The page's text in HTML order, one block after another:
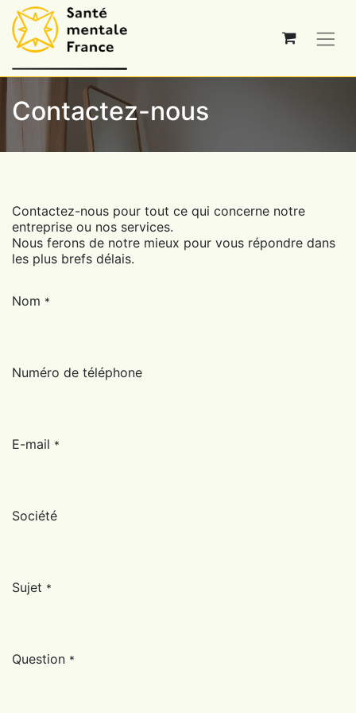
Contactez-nous
Contactez-nous pour tout ce qui concerne notre
entreprise ou nos services.
Nous ferons de notre mieux pour vous répondre dans
les plus brefs délais.
Nom *
Numéro de téléphone
E-mail *
Société
Sujet *
Question *